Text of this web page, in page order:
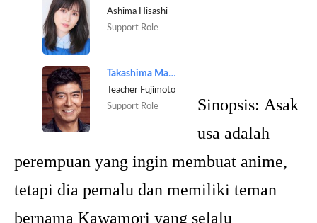
Ashima Hisashi
Support Role
Takashima Masahiro
Teacher Fujimoto
Support Role
Sinopsis: Asak
usa adalah
perempuan yang ingin membuat anime,
tetapi dia pemalu dan memiliki teman
bernama Kawamori yang selalu